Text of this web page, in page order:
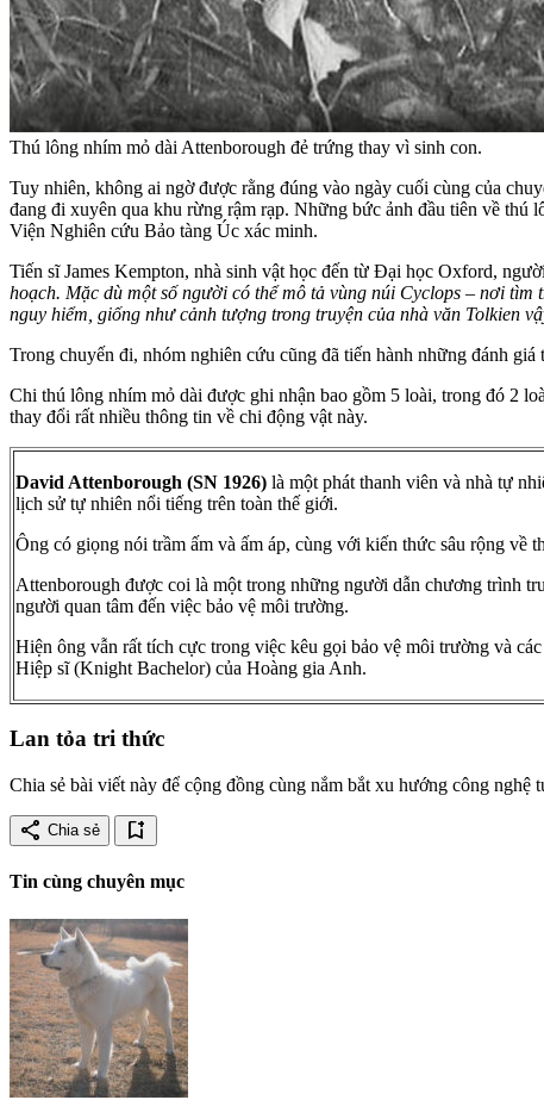
Thú lông nhím mỏ dài Attenborough đẻ trứng thay vì sinh con.
Tuy nhiên, không ai ngờ được rằng đúng vào ngày cuối cùng của
đang đi xuyên qua khu rừng rậm rạp. Những bức ảnh đầu tiên về
Viện Nghiên cứu Bảo tàng Úc xác minh.
Tiến sĩ James Kempton, nhà sinh vật học đến từ Đại học Oxford,
hoạch. Mặc dù một số người có thể mô tả vùng núi Cyclops – nơi
nguy hiểm, giống như cảnh tượng trong truyện của nhà văn Tolkien
Trong chuyến đi, nhóm nghiên cứu cũng đã tiến hành những đánh
Chi thú lông nhím mỏ dài được ghi nhận bao gồm 5 loài, trong đó 2
thay đổi rất nhiều thông tin về chi động vật này.
David Attenborough (SN 1926) là một phát thanh viên và nhà tự
lịch sử tự nhiên nổi tiếng trên toàn thế giới.
Ông có giọng nói trầm ấm và ấm áp, cùng với kiến thức sâu rộng
Attenborough được coi là một trong những người dẫn chương trình
người quan tâm đến việc bảo vệ môi trường.
Hiện ông vẫn rất tích cực trong việc kêu gọi bảo vệ môi trường và
Hiệp sĩ (Knight Bachelor) của Hoàng gia Anh.
Lan tỏa tri thức
Chia sẻ bài viết này để cộng đồng cùng nắm bắt xu hướng công nghệ
share Chia sẻ bookmark_add
Tin cùng chuyên mục